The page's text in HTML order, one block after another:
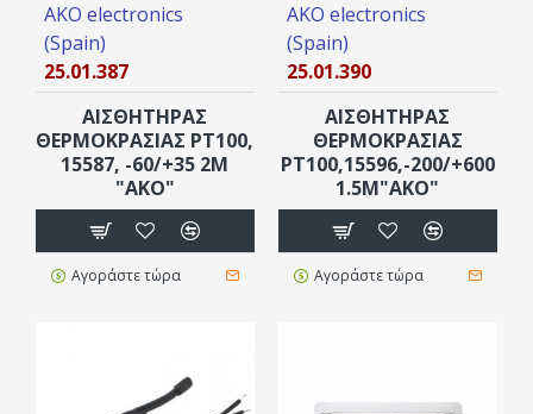
AKO electronics
(Spain)
25.01.387
ΑΙΣΘΗΤΗΡΑΣ
ΘΕΡΜΟΚΡΑΣΙΑΣ PT100,
15587, -60/+35 2M
"AKO"
Αγοράστε τώρα
AKO electronics
(Spain)
25.01.390
ΑΙΣΘΗΤΗΡΑΣ
ΘΕΡΜΟΚΡΑΣΙΑΣ
PT100,15596,-200/+600
1.5M"AKO"
Αγοράστε τώρα